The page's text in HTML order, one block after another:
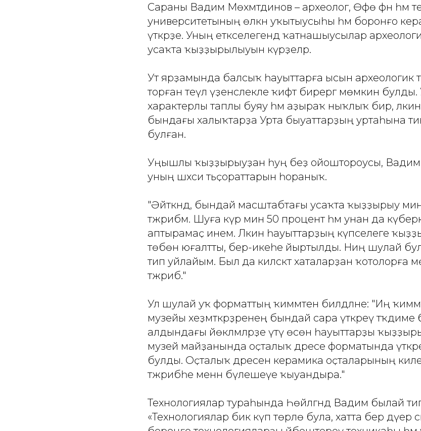
Сараны Вадим Мөхәмәтдинов – археолог, Өфө фән һәм
университетының өлкән уҡытыусыһы һәм боронғо
үткәрҙе. Уның етәкселегендә ҡатнашыусылар
усаҡта ҡыҙҙырылыуын күрҙеләр.
Ут ярҙамында балсыҡ һауыттарға ысын
торған теүәл үҙенсәлекле ҡиәфәт бирергә мөмкин
характерлы таплы буяу һәм аҙыраҡ ныҡлыҡ бирә,
бындағы халыҡтарҙа Урта быуаттарҙың уртаһына
булған.
Уңышлы ҡыҙҙырыуҙан һуң беҙ ойоштороусы, Вадим
уның шәхси тәьҫораттарын һораныҡ.
"Әйткәндә, бындай масштабтағы усаҡта ҡыҙҙырыу
тәжрибәм. Шуға күрә мин 50 процент һәм унан да
аптырамаҫ инем. Ләкин һауыттарҙың күпселеге
төбөн юғалтты, бер-икеһе йыртылды. Ниңә шулай
тип уйлайым. Был да киләсәктә хаталарҙан
тәжрибә."
Ул шулай уҡ форматтың ҡиммәтен билдәләне: "Иң
музейы хеҙмәткәрҙәренең бындай сара үткәреү
алдындағы йөкләмәләрҙе үтәү өсөн һауыттарҙы
музей майҙанында оҫталыҡ дәресе форматында
булды. Оҫталыҡ дәресенә керамика оҫталарының
тәжрибәһе менән бүлешеүе ҡыуандыра."
Технологиялар тураһында Һөйләгәндә Вадим былай
«Технологиялар бик күп төрлө була, хатта бер дәүер